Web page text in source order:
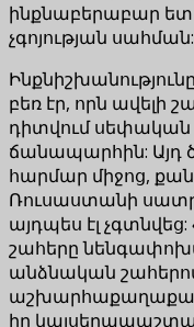
ինքնաբերաբար ետ
չգոյության սահման:
բեռ էր, որն
դիտվում սեփական
ճանապարհին: Այդ
հարմար միջոց,
Ռուսաստանի
այդպես էլ
շահերը
անձնական
իր